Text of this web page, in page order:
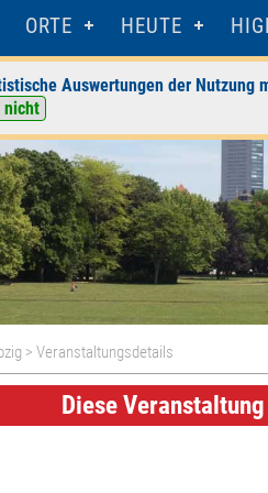
ORTE HEUTE
Auswertungen der
nicht
> Veranstaltungsdetails
Diese